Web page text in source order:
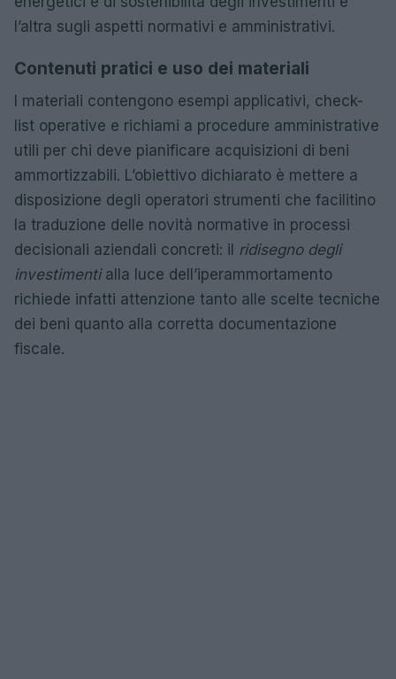
l’altra sugli aspetti normativi e amministrativi.
Contenuti pratici e uso dei materiali
I materiali contengono esempi applicativi, check-
list operative e richiami a procedure amministrative
utili per chi deve pianificare acquisizioni di beni
ammortizzabili. L’obiettivo dichiarato è mettere a
disposizione degli operatori strumenti che facilitino
la traduzione delle novità normative in processi
decisionali aziendali concreti: il ridisegno degli
investimentialla luce dell’iperammortamento
richiede infatti attenzione tanto alle scelte tecniche
dei beni quanto alla corretta documentazione
fiscale.